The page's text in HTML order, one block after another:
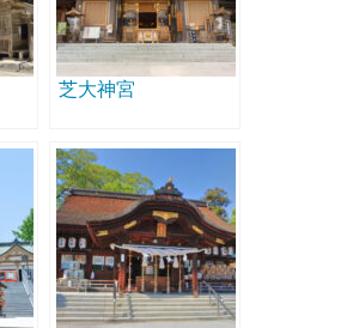
芝大神宮